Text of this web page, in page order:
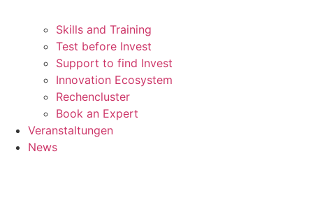
Skills and Training
Test before Invest
Support to find Invest
Innovation Ecosystem
Rechencluster​
Book an Expert
Veranstaltungen
News